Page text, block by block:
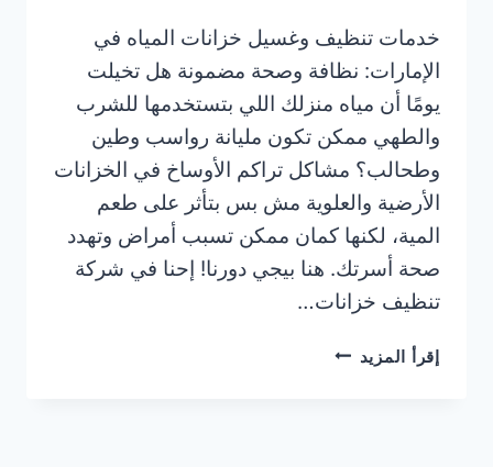
خدمات تنظيف وغسيل خزانات المياه في
الإمارات: نظافة وصحة مضمونة هل تخيلت
يومًا أن مياه منزلك اللي بتستخدمها للشرب
والطهي ممكن تكون مليانة رواسب وطين
وطحالب؟ مشاكل تراكم الأوساخ في الخزانات
الأرضية والعلوية مش بس بتأثر على طعم
المية، لكنها كمان ممكن تسبب أمراض وتهدد
صحة أسرتك. هنا بيجي دورنا! إحنا في شركة
تنظيف خزانات…
إقرأ المزيد تنظيف